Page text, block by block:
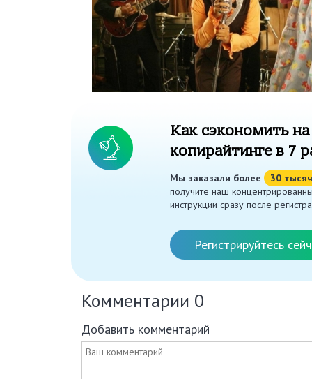
Как сэкономить на
копирайтинге в 7
Мы заказали более 30 тысяч
получите наш
инструкции сразу после
Регистрируйтесь
Комментарии 0
Добавить комментарий